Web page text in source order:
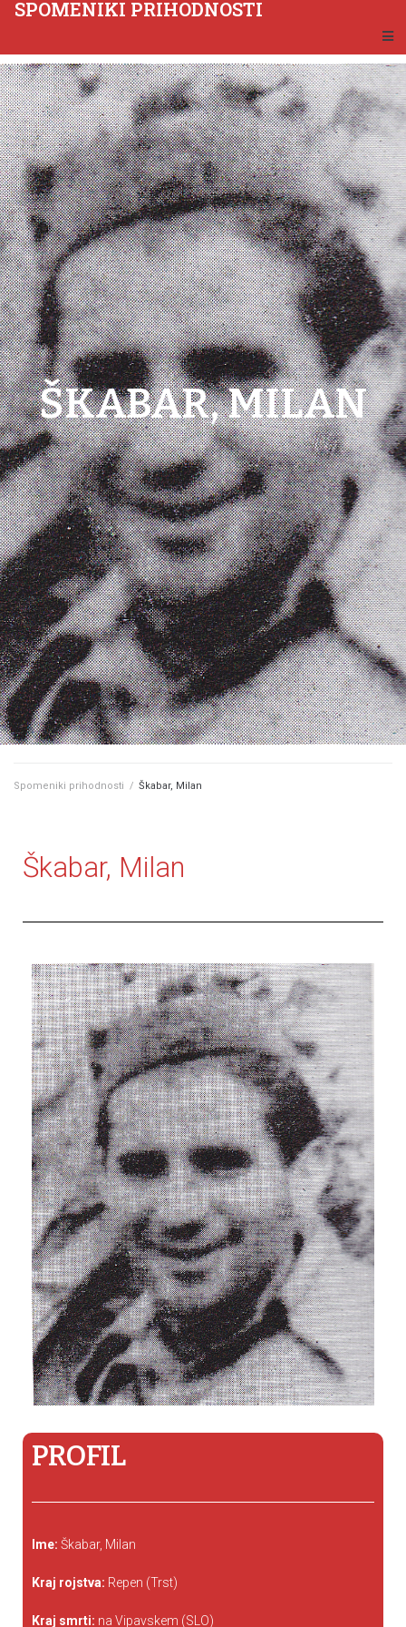
SPOMENIKI PRIHODNOSTI
ŠKABAR, MILAN
Spomeniki prihodnosti / Škabar, Milan
Škabar, Milan
PROFIL
Ime: Škabar, Milan
Kraj rojstva: Repen (Trst)
Kraj smrti: na Vipavskem (SLO)